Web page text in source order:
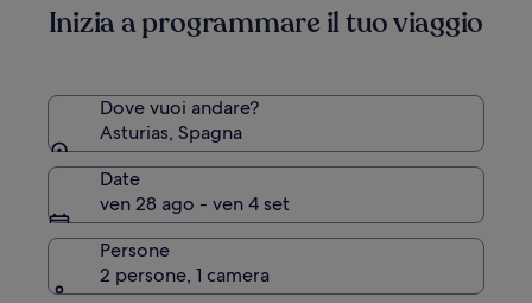
sulla
tariffa
Inizia a programmare il tuo viaggio
Dove vuoi andare?
Asturias, Spagna
Date
ven 28 ago - ven 4 set
Persone
2 persone, 1 camera